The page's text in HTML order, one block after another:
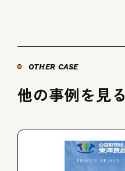
OTHER CASE
他の事例を見る